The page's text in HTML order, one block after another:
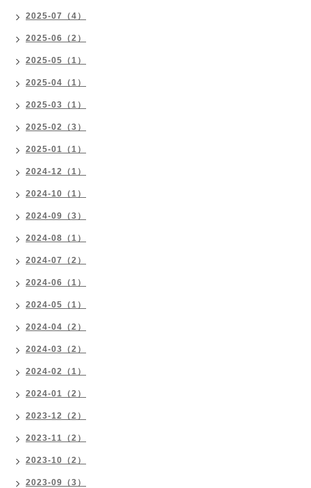
2025-07（4）
2025-06（2）
2025-05（1）
2025-04（1）
2025-03（1）
2025-02（3）
2025-01（1）
2024-12（1）
2024-10（1）
2024-09（3）
2024-08（1）
2024-07（2）
2024-06（1）
2024-05（1）
2024-04（2）
2024-03（2）
2024-02（1）
2024-01（2）
2023-12（2）
2023-11（2）
2023-10（2）
2023-09（3）